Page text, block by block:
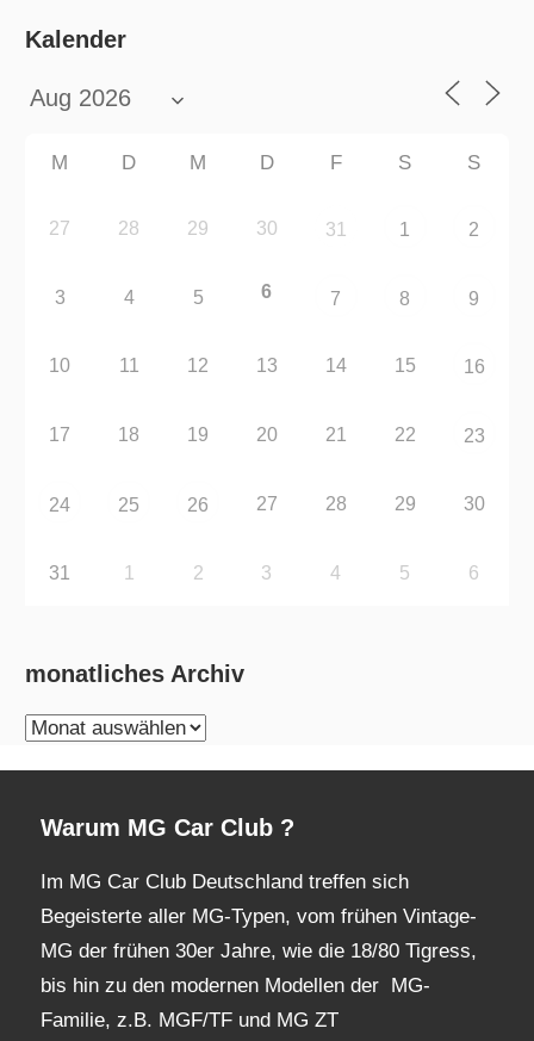
Kalender
M D M D F S S
27 28 29 30 31 1 2
3 4 5 6 7 8 9
10 11 12 13 14 15 16
17 18 19 20 21 22 23
24 25 26 27 28 29 30
31 1 2 3 4 5 6
monatliches Archiv
monatliches
Warum MG Car Club ?
Im MG Car Club Deutschland treffen sich
Begeisterte aller MG-Typen, vom frühen Vintage-
MG der frühen 30er Jahre, wie die 18/80 Tigress,
bis hin zu den modernen Modellen der MG-
Familie, z.B. MGF/TF und MG ZT